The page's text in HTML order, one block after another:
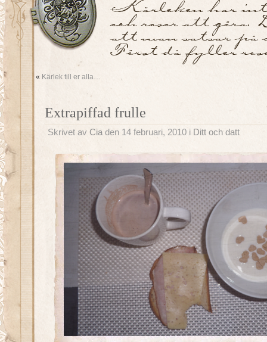
« Kärlek till er alla…
Extrapiffad frulle
Skrivet av Cia den 14 februari, 2010 i Ditt och datt